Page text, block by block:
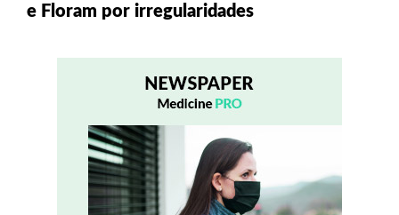
e Floram por irregularidades